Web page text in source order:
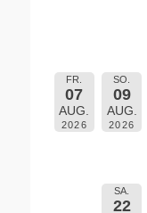
FR.
07
AUG.
2026
SO.
09
AUG.
2026
SA.
22